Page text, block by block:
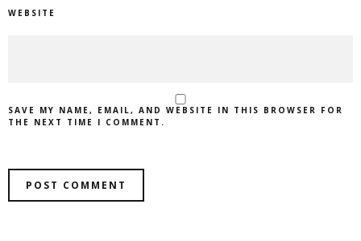
WEBSITE
SAVE MY NAME, EMAIL, AND WEBSITE IN THIS BROWSER FOR
THE NEXT TIME I COMMENT.